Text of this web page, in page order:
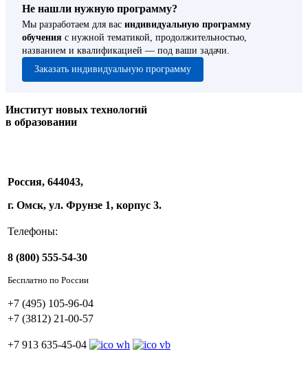
Не нашли нужную программу?
Мы разработаем для вас индивидуальную программу
обучения с нужной тематикой, продолжительностью,
названием и квалификацией — под ваши задачи.
Заказать индивидуальную программу
Институт новых технологий
в образовании
Россия, 644043,
г. Омск, ул. Фрунзе 1, корпус 3.
Телефоны:
8 (800) 555-54-30
Бесплатно по России
+7 (495) 105-96-04
+7 (3812) 21-00-57
+7 913 635-45-04